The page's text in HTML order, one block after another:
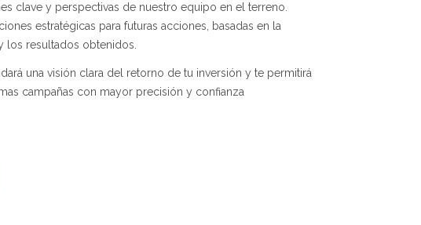
clave y perspectivas de nuestro equipo en el terreno.
estratégicas para futuras acciones, basadas en la
los resultados obtenidos.
una visión clara del retorno de tu inversión y te permitirá
campañas con mayor precisión y confianza